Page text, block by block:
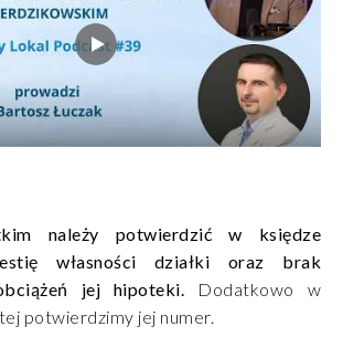
należy potwierdzić w księdze
własności działki oraz brak
jej hipoteki.
Dodatkowo w
potwierdzimy jej numer.